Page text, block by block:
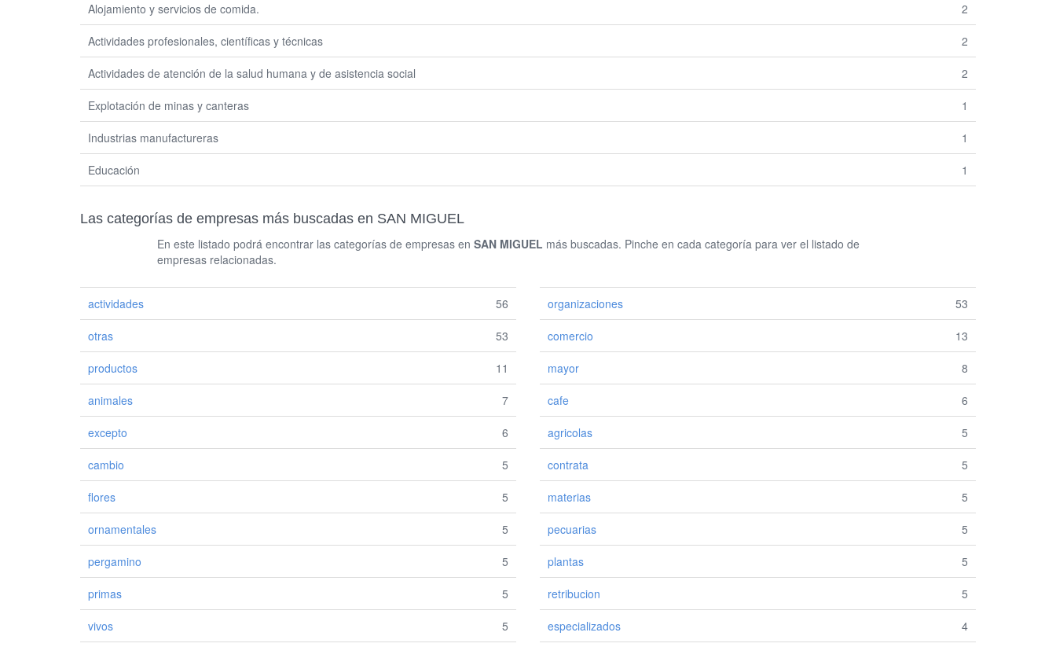
Alojamiento y servicios de comida. 2
Actividades profesionales, científicas y técnicas 2
Actividades de atención de la salud humana y de asistencia social 2
Explotación de minas y canteras 1
Industrias manufactureras 1
Educación 1
Las categorías de empresas más buscadas en SAN MIGUEL
En este listado podrá encontrar las categorías de empresas en SAN MIGUEL más buscadas. Pinche en cada categoría para ver el listado de
empresas relacionadas.
actividades 56
otras 53
productos 11
animales 7
excepto 6
cambio 5
flores 5
ornamentales 5
pergamino 5
primas 5
vivos 5
organizaciones 53
comercio 13
mayor 8
cafe 6
agricolas 5
contrata 5
materias 5
pecuarias 5
plantas 5
retribucion 5
especializados 4